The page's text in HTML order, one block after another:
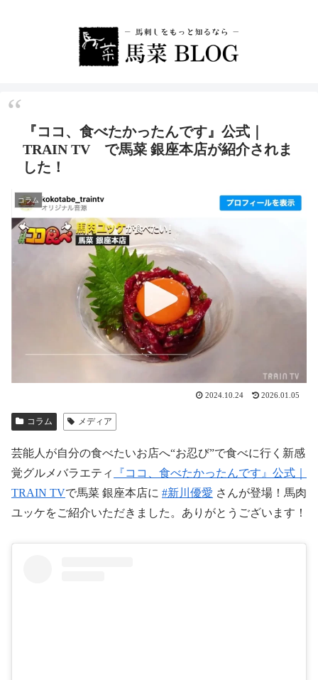
『ココ、食べたかったんです』公式｜
TRAIN TV で馬菜 銀座本店が紹介されま
した！
コラム
2024.10.24 2026.01.05
コラム メディア
芸能人が自分の食べたいお店へ“お忍び”で食べに行く新感
覚グルメバラエティ
『ココ、食べたかったんです』公式｜
TRAIN TVで馬菜 銀座本店に #新川優愛 さんが登場！馬肉
ユッケをご紹介いただきました。ありがとうございます！